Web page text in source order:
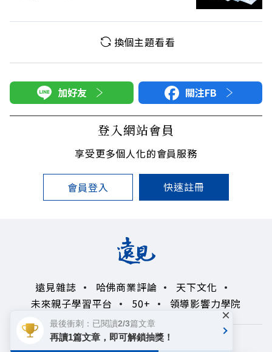
換個主題看看
加好友 關注FB
登入網站會員
享受更多個人化的會員服務
會員登入 快速註冊
遠見雜誌 哈佛商業評論
天下文化
未來親子學習平台
50+ 領導影響力學院
著作權聲明 隱私權政策
最後衝刺：已閱讀2/3篇文章
再讀1篇文章，即可解鎖抽獎！
×